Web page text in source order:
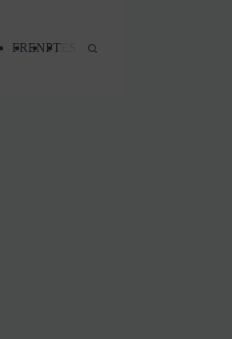
FRENPTES